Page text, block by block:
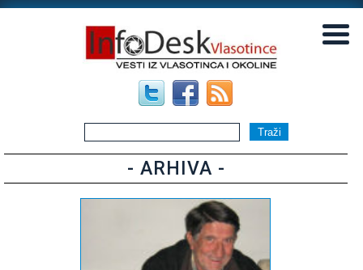
- ARHIVA -